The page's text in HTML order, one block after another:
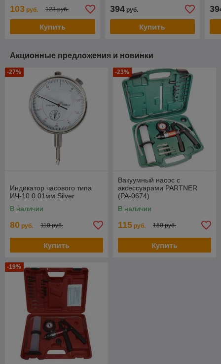
103 руб. 123 руб.
Купить
04A2176D)
394руб.
Купить
Акционные предложения и новинки
-27%
Индикатор часового типа
ИЧ-10 0.01мм Silver
В наличии
80 руб. 110 руб.
Купить
-23%
Вакуумный насос с
аксессуарами PARTNER
(PA-0674)
В наличии
115 руб. 150 руб.
Купить
-19%